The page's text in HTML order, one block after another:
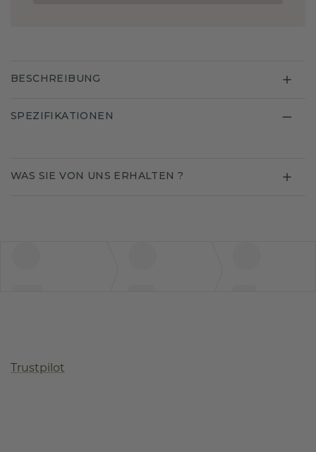
BESCHREIBUNG
SPEZIFIKATIONEN
WAS SIE VON UNS ERHALTEN ?
Trustpilot